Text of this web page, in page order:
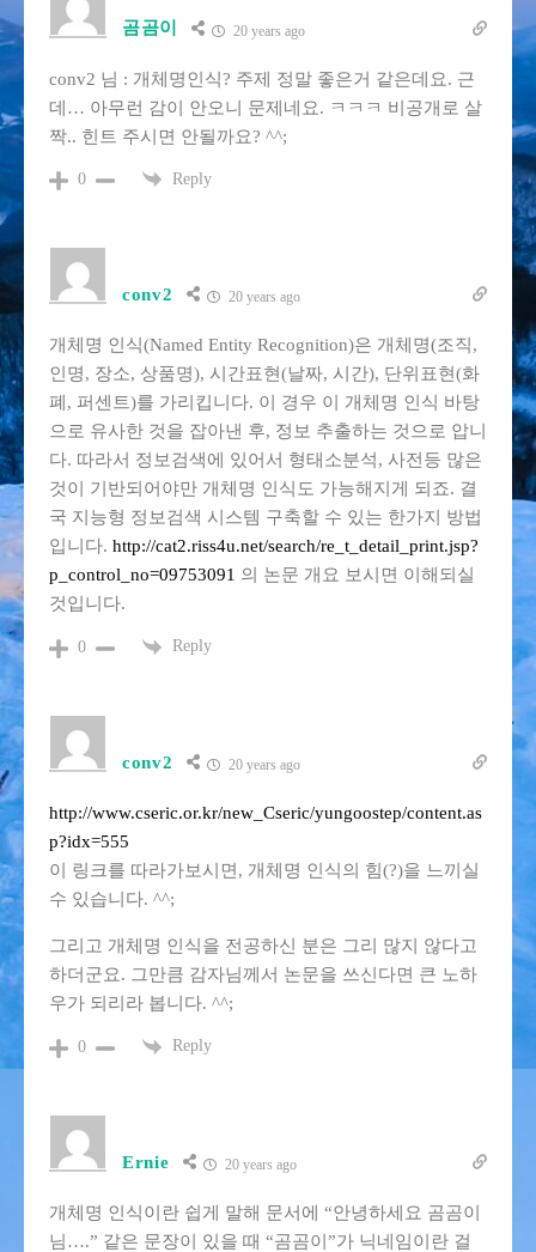
곰곰이 20 years ago
conv2 님 : 개체명인식? 주제 정말 좋은거 같은데요. 근
데… 아무런 감이 안오니 문제네요. ㅋㅋㅋ 비공개로 살
짝.. 힌트 주시면 안될까요? ^^;
0 Reply
conv2 20 years ago
개체명 인식(Named Entity Recognition)은 개체명(조직,
인명, 장소, 상품명), 시간표현(날짜, 시간), 단위표현(화
폐, 퍼센트)를 가리킵니다. 이 경우 이 개체명 인식 바탕
으로 유사한 것을 잡아낸 후, 정보 추출하는 것으로 압니
다. 따라서 정보검색에 있어서 형태소분석, 사전등 많은
것이 기반되어야만 개체명 인식도 가능해지게 되죠. 결
국 지능형 정보검색 시스템 구축할 수 있는 한가지 방법
입니다. http://cat2.riss4u.net/search/re_t_detail_print.jsp?
p_control_no=09753091 의 논문 개요 보시면 이해되실
것입니다.
0 Reply
conv2 20 years ago
http://www.cseric.or.kr/new_Cseric/yungoostep/content.as
p?idx=555
이 링크를 따라가보시면, 개체명 인식의 힘(?)을 느끼실
수 있습니다. ^^;
그리고 개체명 인식을 전공하신 분은 그리 많지 않다고
하더군요. 그만큼 감자님께서 논문을 쓰신다면 큰 노하
우가 되리라 봅니다. ^^;
0 Reply
Ernie 20 years ago
개체명 인식이란 쉽게 말해 문서에 “안녕하세요 곰곰이
님….” 같은 문장이 있을 때 “곰곰이”가 닉네임이란 걸